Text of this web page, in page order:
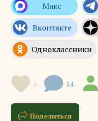
6 14
Поделиться